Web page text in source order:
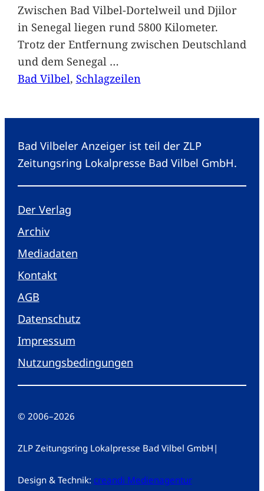
Zwischen Bad Vilbel-Dortelweil und Djilor
in Senegal liegen rund 5800 Kilometer.
Trotz der Entfernung zwischen Deutschland
und dem Senegal …
Bad Vilbel, Schlagzeilen
Bad Vilbeler Anzeiger ist teil der ZLP
Zeitungsring Lokalpresse Bad Vilbel GmbH.
Der Verlag
Archiv
Mediadaten
Kontakt
AGB
Datenschutz
Impressum
Nutzungsbedingungen
© 2006–2026
ZLP Zeitungsring Lokalpresse Bad Vilbel GmbH |
Design & Technik: creandi Medienagentur